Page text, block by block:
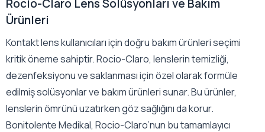
Rocio-Claro Lens Solüsyonları ve Bakım
Ürünleri
Kontakt lens kullanıcıları için doğru bakım ürünleri seçimi
kritik öneme sahiptir. Rocio-Claro, lenslerin temizliği,
dezenfeksiyonu ve saklanması için özel olarak formüle
edilmiş solüsyonlar ve bakım ürünleri sunar. Bu ürünler,
lenslerin ömrünü uzatırken göz sağlığını da korur.
Bonitolente Medikal, Rocio-Claro’nun bu tamamlayıcı